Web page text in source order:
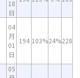
18
日
04
月
01
日
194 103%24%228
05